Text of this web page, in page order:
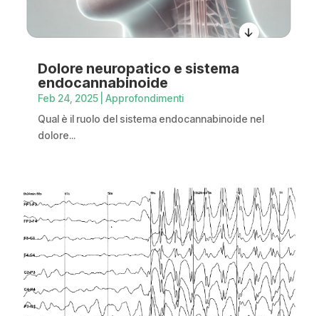
Dolore neuropatico e sistema
endocannabinoide
Feb 24, 2025| Approfondimenti
Qual è il ruolo del sistema endocannabinoide nel
dolore...